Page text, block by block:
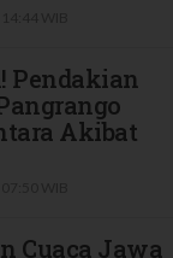
Pendakian
Akibat
Cuaca Jawa